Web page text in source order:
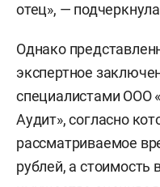
отец», —
Однако
экспертное
специалистами ООО
Аудит», согласно
рассматриваемое
рублей, а стоимость